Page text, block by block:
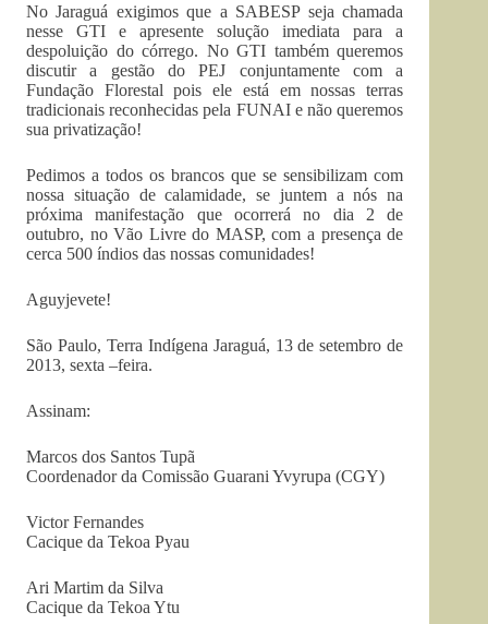
No Jaraguá exigimos que a SABESP seja chamada
nesse GTI e apresente solução imediata para a
despoluição do córrego. No GTI também queremos
discutir a gestão do PEJ conjuntamente com a
Fundação Florestal pois ele está em nossas terras
tradicionais reconhecidas pela FUNAI e não queremos
sua privatização!
Pedimos a todos os brancos que se sensibilizam com
nossa situação de calamidade, se juntem a nós na
próxima manifestação que ocorrerá no dia 2 de
outubro, no Vão Livre do MASP, com a presença de
cerca 500 índios das nossas comunidades!
Aguyjevete!
São Paulo, Terra Indígena Jaraguá, 13 de setembro de
2013, sexta –feira.
Assinam:
Marcos dos Santos Tupã
Coordenador da Comissão Guarani Yvyrupa (CGY)
Victor Fernandes
Cacique da Tekoa Pyau
Ari Martim da Silva
Cacique da Tekoa Ytu